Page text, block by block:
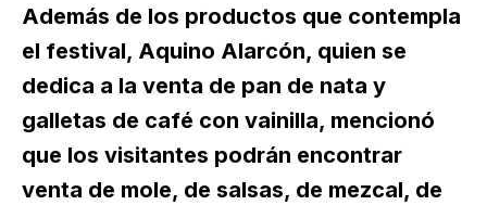
Además de los productos que contempla
el festival, Aquino Alarcón, quien se
dedica a la venta de pan de nata y
galletas de café con vainilla, mencionó
que los visitantes podrán encontrar
venta de mole, de salsas, de mezcal, de